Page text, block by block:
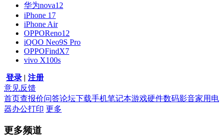
华为nova12
iPhone 17
iPhone Air
OPPOReno12
iQOO Neo9S Pro
OPPOFindX7
vivo X100s
登录
注册
意见反馈
首页查报价问答论坛 下载手机笔记本游戏硬件数码影音家用电
器办公打印 更多
更多频道